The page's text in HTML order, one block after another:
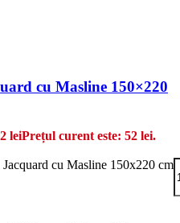
cu Masline 150×220
leiPrețul curent este: 52 lei.
cu Masline 150x220 cm